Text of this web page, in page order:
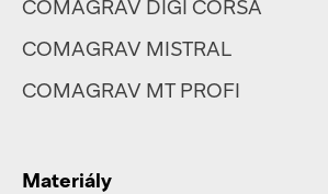
COMAGRAV DIGI CORSA
COMAGRAV MISTRAL
COMAGRAV MT PROFI
Materiály